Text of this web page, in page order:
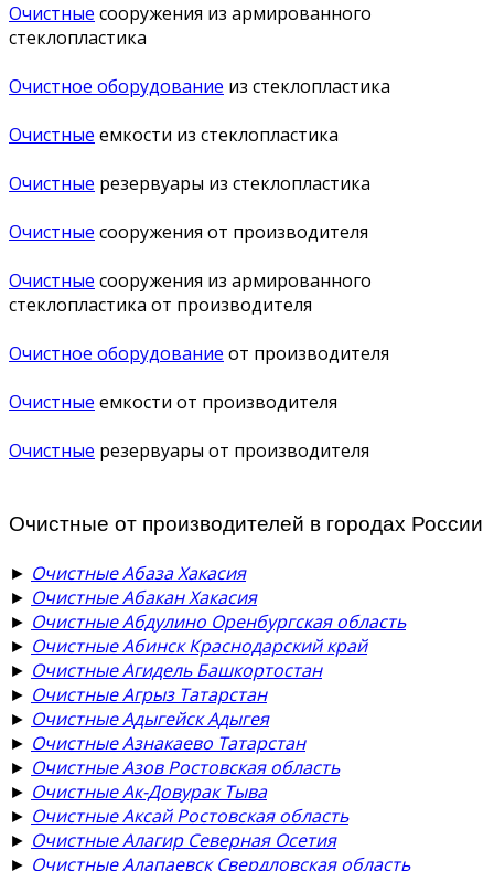
Очистные сооружения из армированного
стеклопластика
Очистное оборудование из стеклопластика
Очистные емкости из стеклопластика
Очистные резервуары из стеклопластика
Очистные сооружения от производителя
Очистные сооружения из армированного
стеклопластика от производителя
Очистное оборудование от производителя
Очистные емкости от производителя
Очистные резервуары от производителя
Очистные от производителей в городах России
► Очистные Абаза Хакасия
► Очистные Абакан Хакасия
► Очистные Абдулино Оренбургская область
► Очистные Абинск Краснодарский край
► Очистные Агидель Башкортостан
► Очистные Агрыз Татарстан
► Очистные Адыгейск Адыгея
► Очистные Азнакаево Татарстан
► Очистные Азов Ростовская область
► Очистные Ак-Довурак Тыва
► Очистные Аксай Ростовская область
► Очистные Алагир Северная Осетия
► Очистные Алапаевск Свердловская область